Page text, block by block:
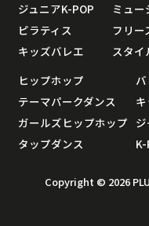
ジュニアK-POP
ピラティス
キッズバレエ
ミュー
フリー
スタ
ヒップホップ
テーマパークダンス
ガールズヒップホップ
タップダンス
Copyright © 2026